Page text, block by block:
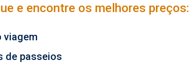
e encontre os melhores preços:
viagem
de passeios